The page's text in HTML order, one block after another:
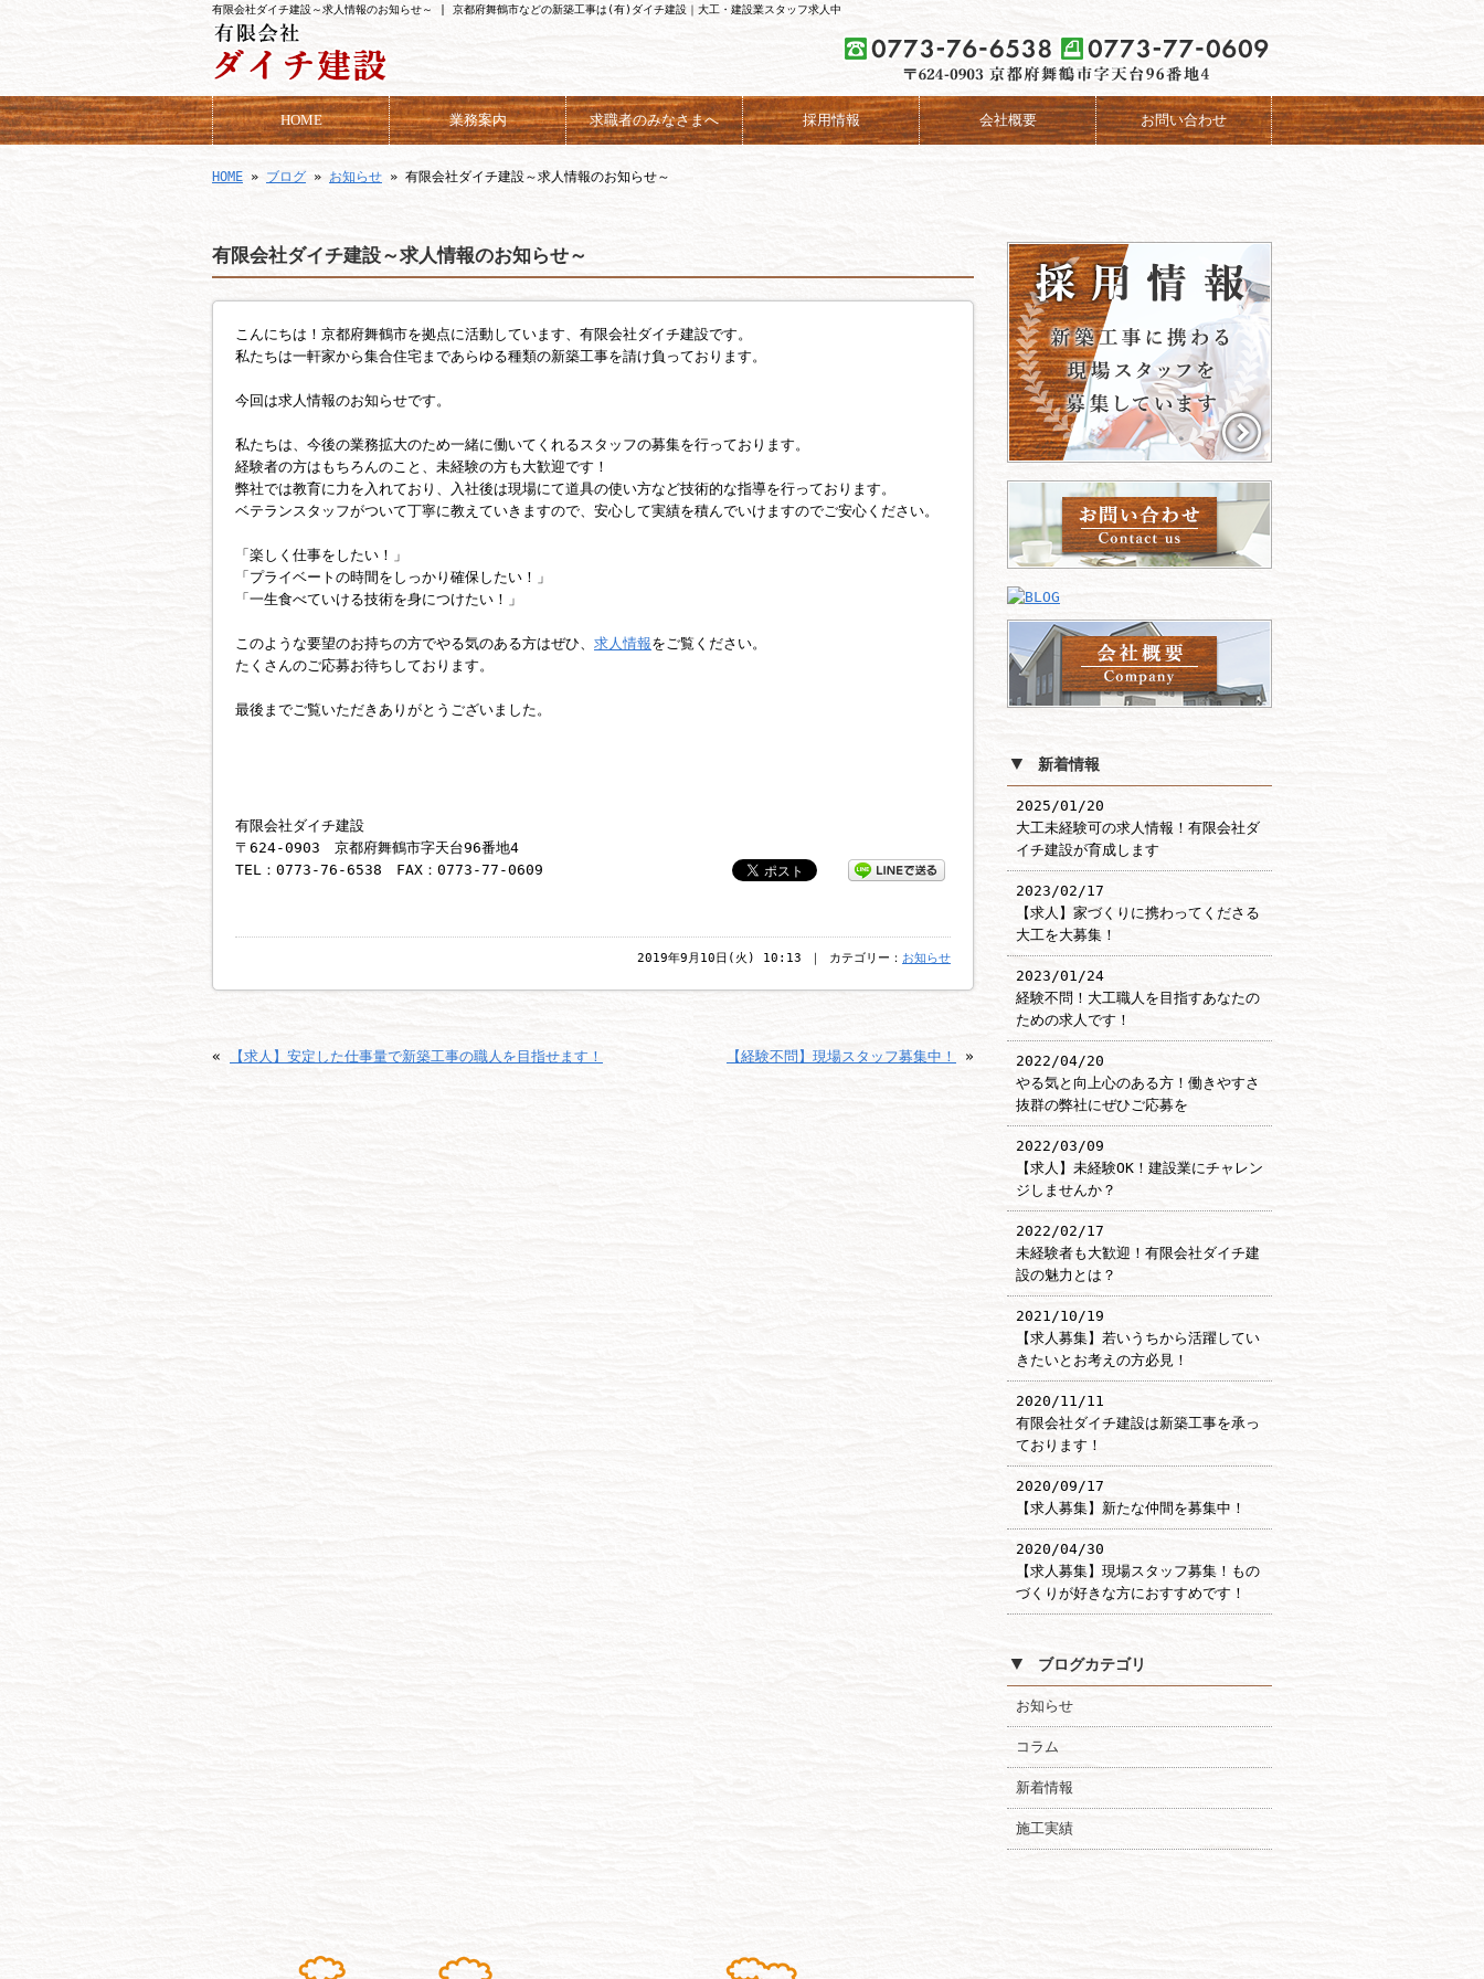
有限会社ダイチ建設～求人情報のお知らせ～ | 京都府舞鶴市などの新築工事は(有)ダイチ建設｜大工・建設業スタッフ求人中
HOME 業務案内 求職者のみなさまへ 採用情報 会社概要 お問い合わせ
HOME » ブログ » お知らせ » 有限会社ダイチ建設～求人情報のお知らせ～
有限会社ダイチ建設～求人情報のお知らせ～
こんにちは！京都府舞鶴市を拠点に活動しています、有限会社ダイチ建設です。
私たちは一軒家から集合住宅まであらゆる種類の新築工事を請け負っております。
今回は求人情報のお知らせです。
私たちは、今後の業務拡大のため一緒に働いてくれるスタッフの募集を行っております。
経験者の方はもちろんのこと、未経験の方も大歓迎です！
弊社では教育に力を入れており、入社後は現場にて道具の使い方など技術的な指導を行っております。
ベテランスタッフがついて丁寧に教えていきますので、安心して実績を積んでいけますのでご安心ください。
「楽しく仕事をしたい！」
「プライベートの時間をしっかり確保したい！」
「一生食べていける技術を身につけたい！」
このような要望のお持ちの方でやる気のある方はぜひ、 求人情報をご覧ください。
たくさんのご応募お待ちしております。
最後までご覧いただきありがとうございました。
有限会社ダイチ建設
〒624-0903 京都府舞鶴市字天台96番地4
TEL：0773-76-6538 FAX：0773-77-0609
2019年9月10日(火) 10:13 ｜ カテゴリー： お知らせ
« 【求人】安定した仕事量で新築工事の職人を目指せます！ 【経験不問】現場スタッフ募集中！ »
▼ 新着情報
2025/01/20
大工未経験可の求人情報！有限会社ダ
イチ建設が育成します
2023/02/17
【求人】家づくりに携わってくださる
大工を大募集！
2023/01/24
経験不問！大工職人を目指すあなたの
ための求人です！
2022/04/20
やる気と向上心のある方！働きやすさ
抜群の弊社にぜひご応募を
2022/03/09
【求人】未経験OK！建設業にチャレン
ジしませんか？
2022/02/17
未経験者も大歓迎！有限会社ダイチ建
設の魅力とは？
2021/10/19
【求人募集】若いうちから活躍してい
きたいとお考えの方必見！
2020/11/11
有限会社ダイチ建設は新築工事を承っ
ております！
2020/09/17
【求人募集】新たな仲間を募集中！
2020/04/30
【求人募集】現場スタッフ募集！もの
づくりが好きな方におすすめです！
▼ ブログカテゴリ
お知らせ
コラム
新着情報
施工実績